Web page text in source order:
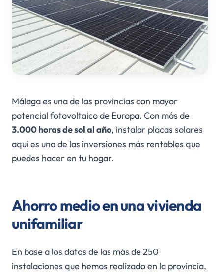
Málaga es una de las provincias con mayor
potencial fotovoltaico de Europa. Con más de
3.000 horas de sol al año, instalar placas solares
aquí es una de las inversiones más rentables que
puedes hacer en tu hogar.
Ahorro medio en una vivienda
unifamiliar
En base a los datos de las más de 250
instalaciones que hemos realizado en la provincia,